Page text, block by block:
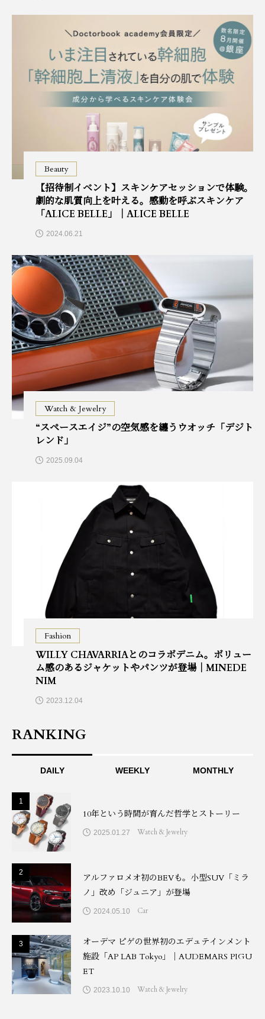
Beauty
【招待制イベント】スキンケアセッションで体験。
劇的な肌質向上を叶える。感動を呼ぶスキンケア
「ALICE BELLE」｜ALICE BELLE
2024.06.21
Watch & Jewelry
“スペースエイジ”の空気感を纏うウオッチ「デジト
レンド」
2025.09.04
Fashion
WILLY CHAVARRIAとのコラボデニム。ボリュー
ム感のあるジャケットやパンツが登場｜MINEDE
NIM
2023.12.04
RANKING
DAILY WEEKLY MONTHLY
1
10年という時間が育んだ哲学とストーリー
2025.01.27 Watch & Jewelry
2
アルファロメオ初のBEVも。小型SUV「ミラ
ノ」改め「ジュニア」が登場
2024.05.10 Car
3
オーデマ ピゲの世界初のエデュテインメント
施設「AP LAB Tokyo」｜AUDEMARS PIGU
ET
2023.10.10 Watch & Jewelry